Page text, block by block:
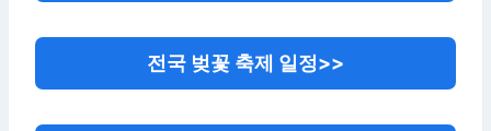
전국 벚꽃 축제 일정>>